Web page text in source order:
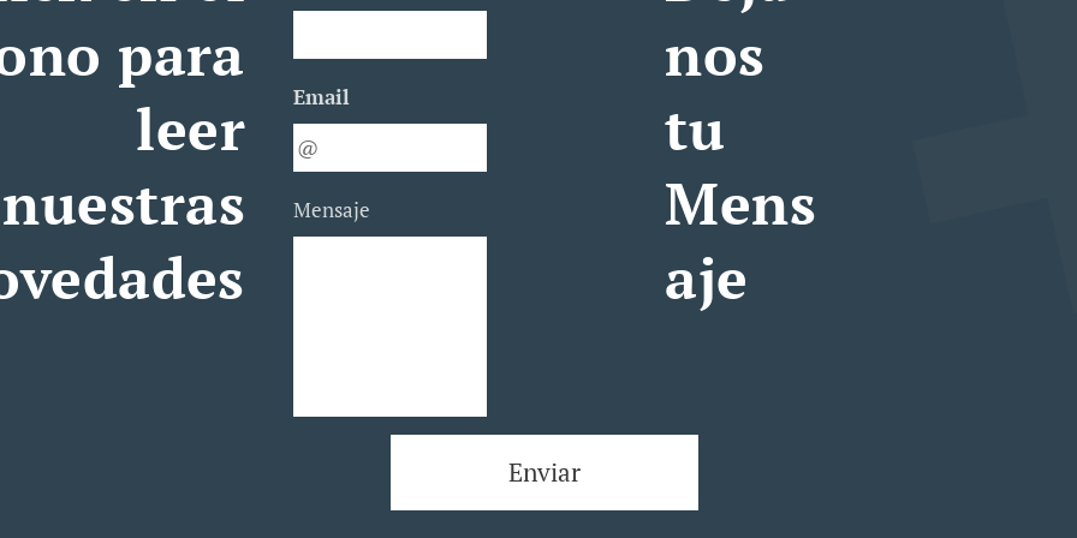
para
leer
nuestras
Email
Mensaje
Enviar
nos
tu
Mens
aje